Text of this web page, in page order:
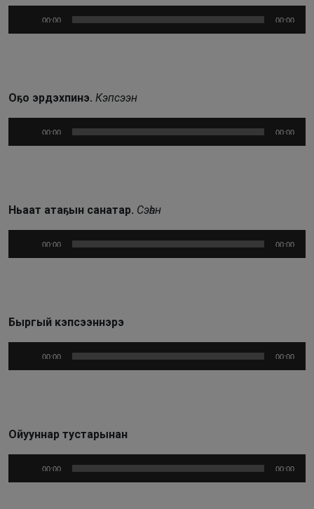
00:00 00:00
Оҕо эрдэхпинэ. Кэпсээн
00:00 00:00
Ньаат атаҕын санатар. Сэһэн
00:00 00:00
Быргый кэпсээннэрэ
00:00 00:00
Ойууннар тустарынан
00:00 00:00